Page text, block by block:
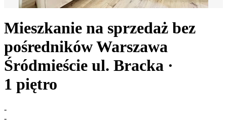
Mieszkanie na sprzedaż bez
pośrednikówWarszawa
Śródmieście ul. Bracka ·
1 piętro
-
-